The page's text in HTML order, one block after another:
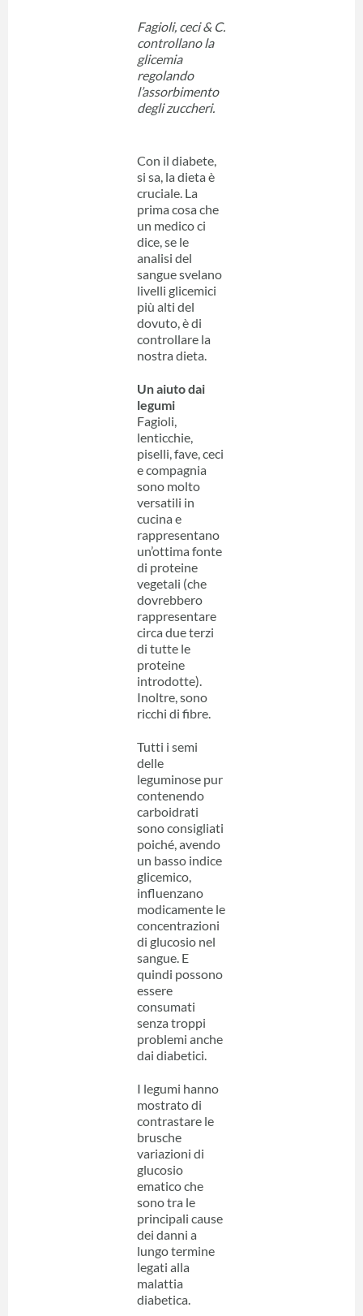
Fagioli, ceci & C.
controllano la
glicemia
regolando
l’assorbimento
degli zuccheri.
Con il diabete,
si sa, la dieta è
cruciale. La
prima cosa che
un medico ci
dice, se le
analisi del
sangue svelano
livelli glicemici
più alti del
dovuto, è di
controllare la
nostra dieta.
Un aiuto dai
legumi
Fagioli,
lenticchie,
piselli, fave, ceci
e compagnia
sono molto
versatili in
cucina e
rappresentano
un’ottima fonte
di proteine
vegetali (che
dovrebbero
rappresentare
circa due terzi
di tutte le
proteine
introdotte).
Inoltre, sono
ricchi di fibre.
Tutti i semi
delle
leguminose pur
contenendo
carboidrati
sono consigliati
poiché, avendo
un basso indice
glicemico,
influenzano
modicamente le
concentrazioni
di glucosio nel
sangue. E
quindi possono
essere
consumati
senza troppi
problemi anche
dai diabetici.
I legumi hanno
mostrato di
contrastare le
brusche
variazioni di
glucosio
ematico che
sono tra le
principali cause
dei danni a
lungo termine
legati alla
malattia
diabetica.